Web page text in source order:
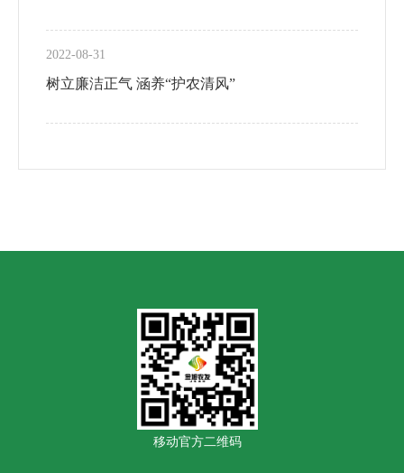
2022-08-31
树立廉洁正气 涵养“护农清风”
移动官方二维码